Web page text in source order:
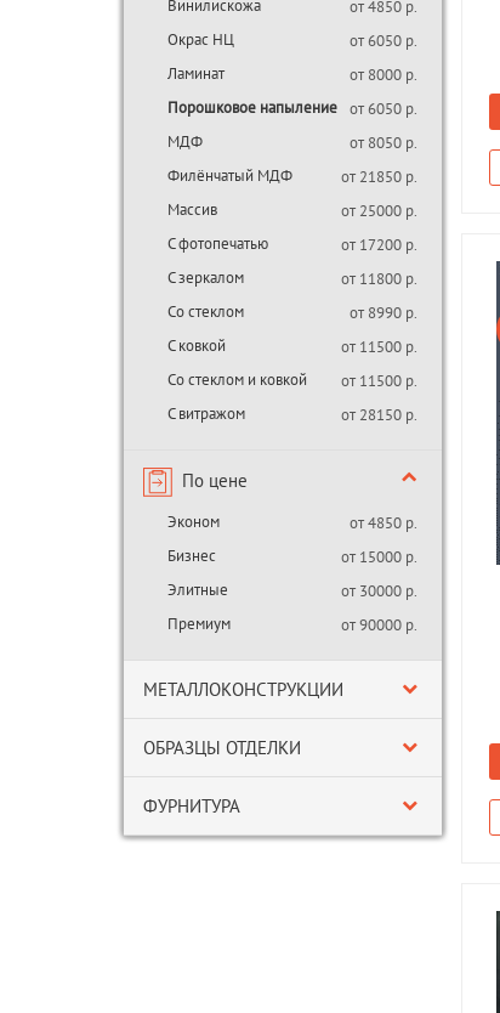
Винилискожа
от 4850 р.
Окрас НЦ
от 6050 р.
Ламинат
от 8000 р.
Порошковое напыление от 6050 р.
МДФ
от 8050 р.
Филёнчатый МДФ
от 21850 р.
Массив
от 25000 р.
С фотопечатью
от 17200 р.
С зеркалом
от 11800 р.
Со стеклом
от 8990 р.
С ковкой
от 11500 р.
Со стеклом и ковкой
от 11500 р.
С витражом
от 28150 р.
По цене
Эконом
от 4850 р.
Бизнес
от 15000 р.
Элитные
от 30000 р.
Премиум
от 90000 р.
МЕТАЛЛОКОНСТРУКЦИИ
ОБРАЗЦЫ ОТДЕЛКИ
ФУРНИТУРА